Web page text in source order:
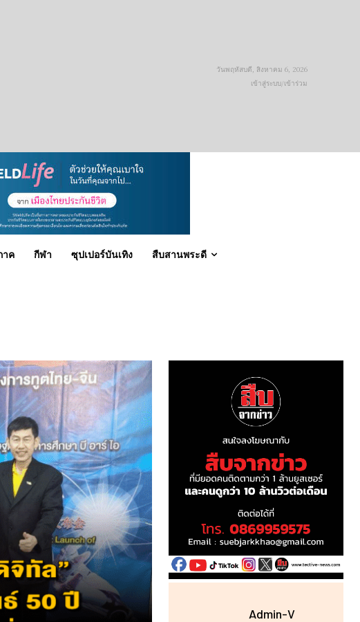
วันพฤหัสบดี, สิงหาคม 6, 2026
เข้าสู่ระบบ/เข้าร่วม
าค กีฬา ซุปเปอร์บันเทิง สืบสานพระดี
Admin-V